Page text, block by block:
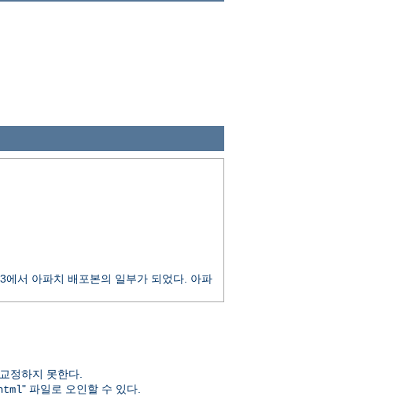
서 아파치 배포본의 일부가 되었다. 아파
정하지 못한다.
" 파일로 오인할 수 있다.